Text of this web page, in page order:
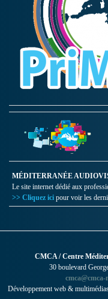
MÉDITERRANÉE
Le site internet dédié aux
>> Cliquez ici pour voir les
CMCA / Centre
30 boulevard
cmca@cmca-
Développement web &